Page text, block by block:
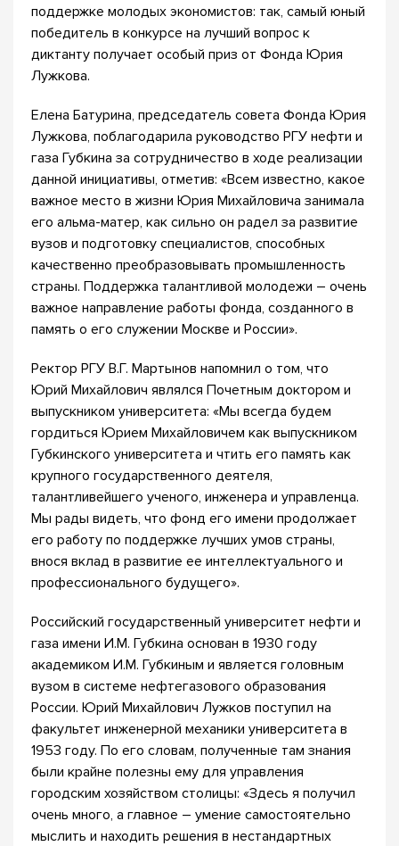
поддержке молодых экономистов: так, самый юный
победитель в конкурсе на лучший вопрос к
диктанту получает особый приз от Фонда Юрия
Лужкова.
Елена Батурина, председатель совета Фонда Юрия
Лужкова, поблагодарила руководство РГУ нефти и
газа Губкина за сотрудничество в ходе реализации
данной инициативы, отметив: «Всем известно, какое
важное место в жизни Юрия Михайловича занимала
его альма-матер, как сильно он радел за развитие
вузов и подготовку специалистов, способных
качественно преобразовывать промышленность
страны. Поддержка талантливой молодежи – очень
важное направление работы фонда, созданного в
память о его служении Москве и России».
Ректор РГУ В.Г. Мартынов напомнил о том, что
Юрий Михайлович являлся Почетным доктором и
выпускником университета: «Мы всегда будем
гордиться Юрием Михайловичем как выпускником
Губкинского университета и чтить его память как
крупного государственного деятеля,
талантливейшего ученого, инженера и управленца.
Мы рады видеть, что фонд его имени продолжает
его работу по поддержке лучших умов страны,
внося вклад в развитие ее интеллектуального и
профессионального будущего».
Российский государственный университет нефти и
газа имени И.М. Губкина основан в 1930 году
академиком И.М. Губкиным и является головным
вузом в системе нефтегазового образования
России. Юрий Михайлович Лужков поступил на
факультет инженерной механики университета в
1953 году. По его словам, полученные там знания
были крайне полезны ему для управления
городским хозяйством столицы: «Здесь я получил
очень много, а главное – умение самостоятельно
мыслить и находить решения в нестандартных